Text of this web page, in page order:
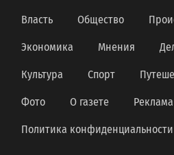
Власть Общество
Экономика Мнения
Культура Спорт
Фото О газете Реклама
Политика конфиденциальности